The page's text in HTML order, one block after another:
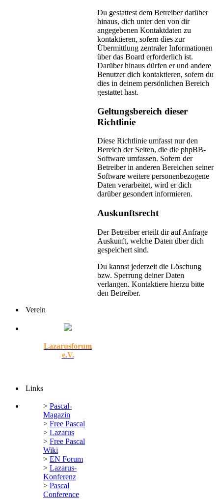
Du gestattest dem Betreiber darüber
hinaus, dich unter den von dir
angegebenen Kontaktdaten zu
kontaktieren, sofern dies zur
Übermittlung zentraler Informationen
über das Board erforderlich ist.
Darüber hinaus dürfen er und andere
Benutzer dich kontaktieren, sofern du
dies in deinem persönlichen Bereich
gestattet hast.
Geltungsbereich dieser
Richtlinie
Diese Richtlinie umfasst nur den
Bereich der Seiten, die die phpBB-
Software umfassen. Sofern der
Betreiber in anderen Bereichen seiner
Software weitere personenbezogene
Daten verarbeitet, wird er dich
darüber gesondert informieren.
Auskunftsrecht
Der Betreiber erteilt dir auf Anfrage
Auskunft, welche Daten über dich
gespeichert sind.
Du kannst jederzeit die Löschung
bzw. Sperrung deiner Daten
verlangen. Kontaktiere hierzu bitte
den Betreiber.
Verein
Lazarusforum
e.V.
Links
> Pascal-
Magazin
> Free Pascal
> Lazarus
> Free Pascal
Wiki
> EN Forum
> Lazarus-
Konferenz
> Pascal
Conference